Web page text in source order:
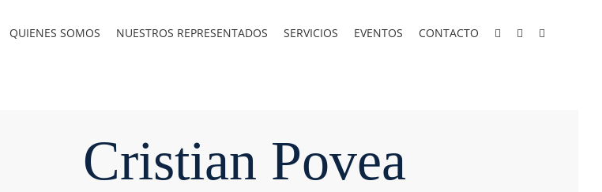
QUIENES SOMOS NUESTROS REPRESENTADOS SERVICIOS EVENTOS CONTACTO
Cristian Povea